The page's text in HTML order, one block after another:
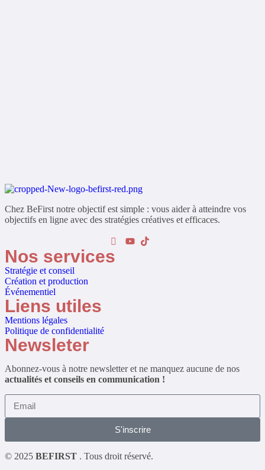
Chez BeFirst notre objectif est simple : vous aider à atteindre vos
objectifs en ligne avec des stratégies créatives et efficaces.
Nos services
Stratégie et conseil
Création et production
Événementiel
Liens utiles
Mentions légales
Politique de confidentialité
Newsleter
Abonnez-vous à notre newsletter et ne manquez aucune de nos
actualités et conseils en communication !
S'inscrire
© 2025 BEFIRST . Tous droit réservé.